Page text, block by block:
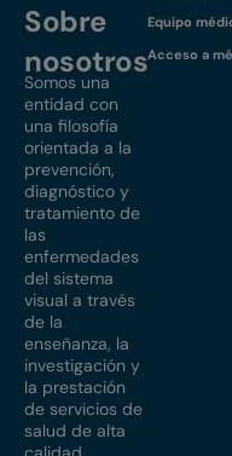
Sobre
nosotros
Somos una
entidad con
una filosofía
orientada a la
prevención,
diagnóstico y
tratamiento de
las
enfermedades
del sistema
visual a través
de la
enseñanza, la
investigación y
la prestación
de servicios de
salud de alta
Equipo
Acceso a